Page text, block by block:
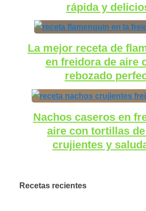
rápida y
La mejor receta de
en freidora de aire
rebozado
Nachos caseros en
aire con tortillas
crujientes y
Recetas recientes